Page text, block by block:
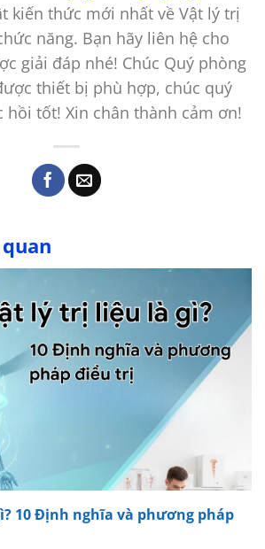
kiến thức mới nhất về Vật lý trị
năng. Bạn hãy liên hệ cho
giải đáp nhé! Chúc Quý phòng
thiết bị phù hợp, chúc quý
hồi tốt! Xin chân thành cảm ơn!
10 Định nghĩa và phương pháp